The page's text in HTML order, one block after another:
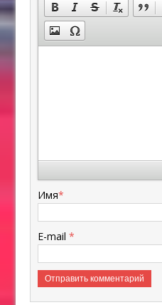
Имя*
E-mail*